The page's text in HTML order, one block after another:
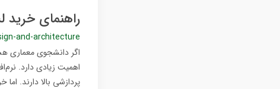
راهنمای
and-architecture
اگر دانشجوی معماری
پردازشی بالا دارند.